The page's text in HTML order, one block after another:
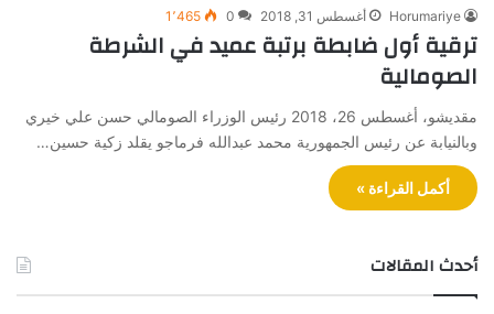
Horumariye أغسطس 31, 2018 0 1٬465
ترقية أول ضابطة برتبة عميد في الشرطة
الصومالية
مقديشو، أغسطس 26، 2018 رئيس الوزراء الصومالي حسن علي خيري
وبالنيابة عن رئيس الجمهورية محمد عبدالله فرماجو يقلد زكية حسين…
أكمل القراءة »
أحدث المقالات